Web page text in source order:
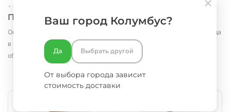
`
Похожие товары
Оплатить и забрать заказ можно с понедельника по субботу со склада
в Москве.
Оперативно доставим в пределах Москвы и Московской
области
Ваш город Колумбус?
Да Выбрать другой
От выбора города зависит
стоимость доставки